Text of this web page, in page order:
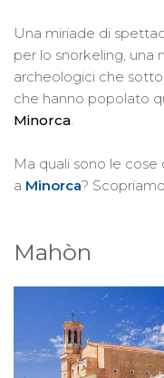
Una miriade di
per lo snorkeling, una
archeologici che
che hanno popolato
Minorca
Ma quali sono le
a Minorca?
Mahòn